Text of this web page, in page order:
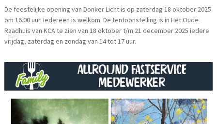
De feestelijke opening van Donker Licht is op zaterdag 18 oktober 2025
om 16.00 uur. Iedereen is welkom. De tentoonstelling is in Het Oude
Raadhuis van KCA te zien van 18 oktober t/m 21 december 2025 iedere
vrijdag, zaterdag en zondag van 14 tot 17 uur.